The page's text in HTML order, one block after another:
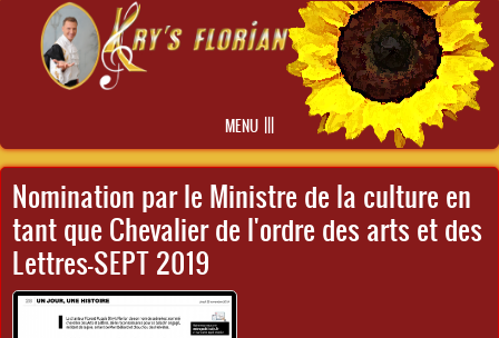
Skip to main content
MENU
Nomination par le Ministre de la culture en
tant que Chevalier de l'ordre des arts et des
Lettres-SEPT 2019